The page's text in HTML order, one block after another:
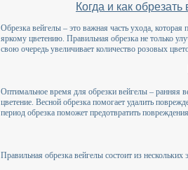
Когда и как
Обрезка вейгелы – это важная часть ухода, которая
яркому цветению. Правильная обрезка не только
свою очередь увеличивает количество розовых
Оптимальное время для обрезки вейгелы – ранняя
цветение. Весной обрезка помогает удалить
период обрезка поможет предотвратить
Правильная обрезка вейгелы состоит из нескольких